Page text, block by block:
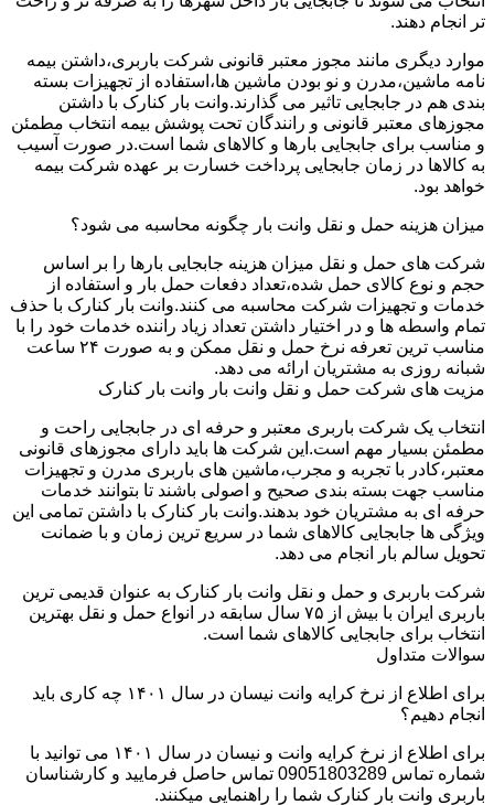
تر انجام دهند.
موارد دیگری مانند مجوز معتبر قانونی شرکت باربری،داشتن بیمه
نامه ماشین،مدرن و نو بودن ماشین ها،استفاده از تجهیزات بسته
بندی هم در جابجایی تاثیر می گذارند.وانت بار کنارک با داشتن
مجوزهای معتبر قانونی و رانندگان تحت پوشش بیمه انتخاب مطمئن
و مناسب برای جابجایی بارها و کالاهای شما است.در صورت آسیب
به کالاها در زمان جابجایی پرداخت خسارت بر عهده شرکت بیمه
خواهد بود.
میزان هزینه حمل و نقل وانت بار چگونه محاسبه می شود؟
شرکت های حمل و نقل میزان هزینه جابجایی بارها را بر اساس
حجم و نوع کالای حمل شده،تعداد دفعات حمل بار و استفاده از
خدمات و تجهیزات شرکت محاسبه می کنند.وانت بار کنارک با حذف
تمام واسطه ها و در اختیار داشتن تعداد زیاد راننده خدمات خود را با
مناسب ترین تعرفه نرخ حمل و نقل ممکن و به صورت ۲۴ ساعت
شبانه روزی به مشتریان ارائه می دهد.
مزیت های شرکت حمل و نقل وانت بار وانت بار کنارک
انتخاب یک شرکت باربری معتبر و حرفه ای در جابجایی راحت و
مطمئن بسیار مهم است.این شرکت ها باید دارای مجوزهای قانونی
معتبر،کادر با تجربه و مجرب،ماشین های باربری مدرن و تجهیزات
مناسب جهت بسته بندی صحیح و اصولی باشند تا بتوانند خدمات
حرفه ای به مشتریان خود بدهند.وانت بار کنارک با داشتن تمامی این
ویژگی ها جابجایی کالاهای شما در سریع ترین زمان و با ضمانت
تحویل سالم بار انجام می دهد.
شرکت باربری و حمل و نقل وانت بار کنارک به عنوان قدیمی ترین
باربری ایران با بیش از ۷۵ سال سابقه در انواع حمل و نقل بهترین
انتخاب برای جابجایی کالاهای شما است.
سوالات متداول
برای اطلاع از نرخ کرایه وانت نیسان در سال ۱۴۰۱ چه کاری باید
انجام دهیم؟
برای اطلاع از نرخ کرایه وانت و نیسان در سال ۱۴۰۱ می توانید با
شماره تماس 09051803289 تماس حاصل فرمایید و کارشناسان
باربری وانت بار کنارک شما را راهنمایی میکنند.